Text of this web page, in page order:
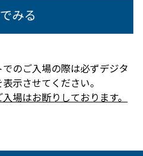
みる
のご入場の際は必ずデジタ
示させてください。
場はお断りしております。